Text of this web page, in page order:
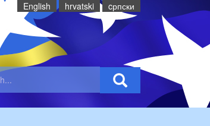
English hrvatski cрпски